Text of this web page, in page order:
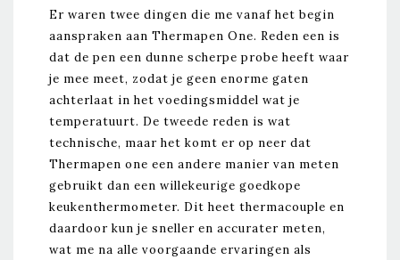
Er waren twee dingen die me vanaf het begin
aanspraken aan Thermapen One. Reden een is
dat de pen een dunne scherpe probe heeft waar
je mee meet, zodat je geen enorme gaten
achterlaat in het voedingsmiddel wat je
temperatuurt. De tweede reden is wat
technische, maar het komt er op neer dat
Thermapen one een andere manier van meten
gebruikt dan een willekeurige goedkope
keukenthermometer. Dit heet thermacouple en
daardoor kun je sneller en accurater meten,
wat me na alle voorgaande ervaringen als